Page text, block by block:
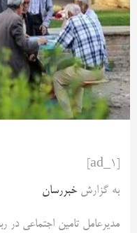
به گزارش خبررسان
مدیرعامل تامین اجتماعی در